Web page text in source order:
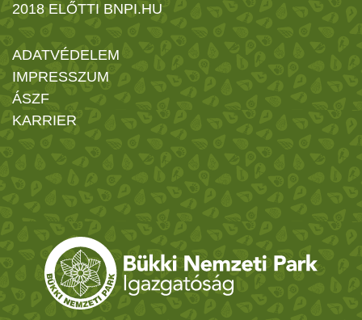
2018 ELŐTTI BNPI.HU
ADATVÉDELEM
IMPRESSZUM
ÁSZF
KARRIER